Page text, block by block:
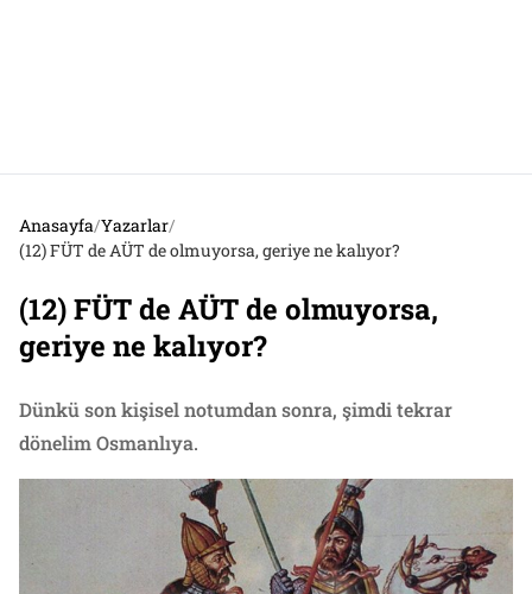
Anasayfa/Yazarlar/
(12) FÜT de AÜT de olmuyorsa, geriye ne kalıyor?
(12) FÜT de AÜT de olmuyorsa,
geriye ne kalıyor?
Dünkü son kişisel notumdan sonra, şimdi tekrar
dönelim Osmanlıya.